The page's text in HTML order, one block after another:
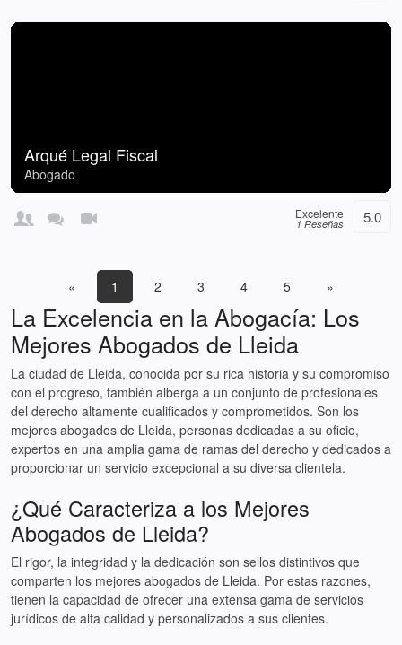
Arqué Legal Fiscal
Abogado
Excelente
1 Reseñas 5.0
« 1 2 3 4 5 »
La Excelencia en la Abogacía: Los
Mejores Abogados de Lleida
La ciudad de Lleida, conocida por su rica historia y su compromiso
con el progreso, también alberga a un conjunto de profesionales
del derecho altamente cualificados y comprometidos. Son los
mejores abogados de Lleida, personas dedicadas a su oficio,
expertos en una amplia gama de ramas del derecho y dedicados a
proporcionar un servicio excepcional a su diversa clientela.
¿Qué Caracteriza a los Mejores
Abogados de Lleida?
El rigor, la integridad y la dedicación son sellos distintivos que
comparten los mejores abogados de Lleida. Por estas razones,
tienen la capacidad de ofrecer una extensa gama de servicios
jurídicos de alta calidad y personalizados a sus clientes.